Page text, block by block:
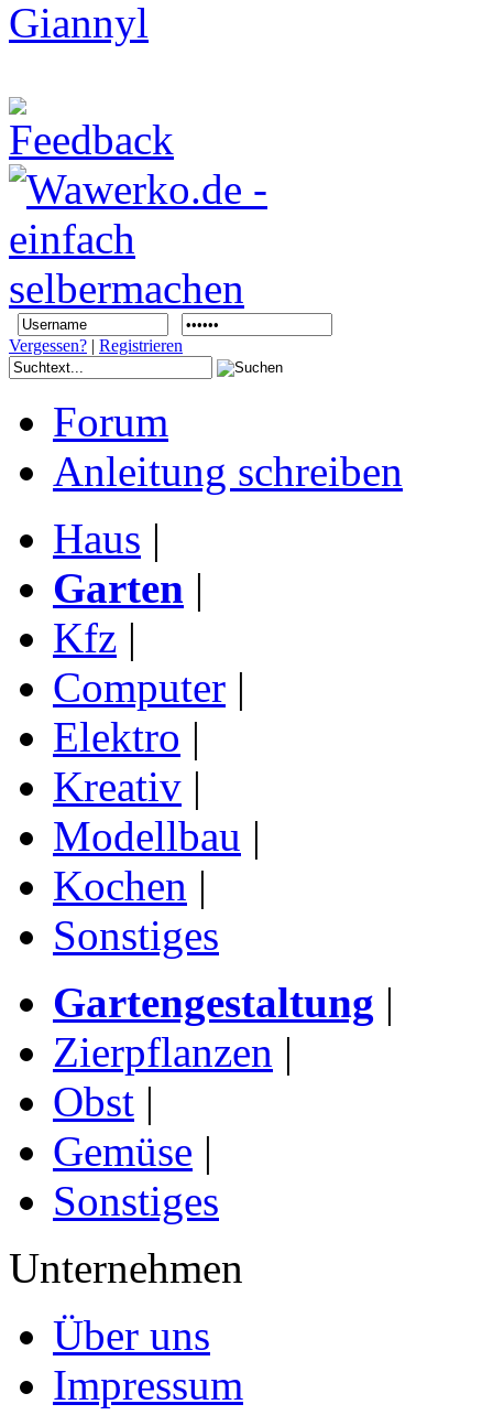
Vergessen? | Registrieren
Forum
Anleitung schreiben
Haus |
Garten |
Kfz |
Computer |
Elektro |
Kreativ |
Modellbau |
Kochen |
Sonstiges
Gartengestaltung |
Zierpflanzen |
Obst |
Gemüse |
Sonstiges
Unternehmen
Über uns
Impressum